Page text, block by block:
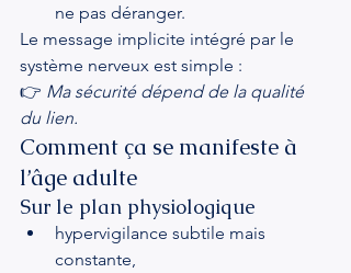
ne pas déranger.
Le message implicite intégré par le
système nerveux est simple :
👉 Ma sécurité dépend de la qualité
du lien.
Comment ça se manifeste à
l’âge adulte
Sur le plan physiologique
hypervigilance subtile mais
constante,